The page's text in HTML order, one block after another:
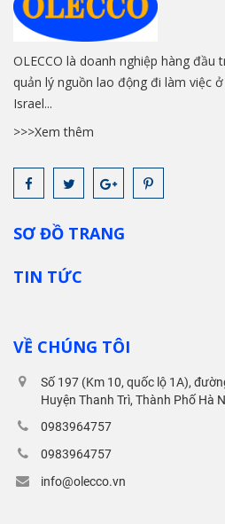
OLECCO là doanh nghiệp hàng đầu
quản lý nguồn lao động đi làm việc
Israel...
>>>Xem thêm
SƠ ĐỒ TRANG
TIN TỨC
VỀ CHÚNG TÔI
Số 197 (Km 10, quốc lộ 1A),
Huyện Thanh Trì, Thành Phố Hà
0983964757
0983964757
info@olecco.vn